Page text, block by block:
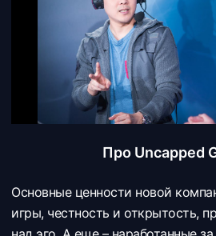
Про Uncapped
Основные ценности новой
игры, честность и открытость,